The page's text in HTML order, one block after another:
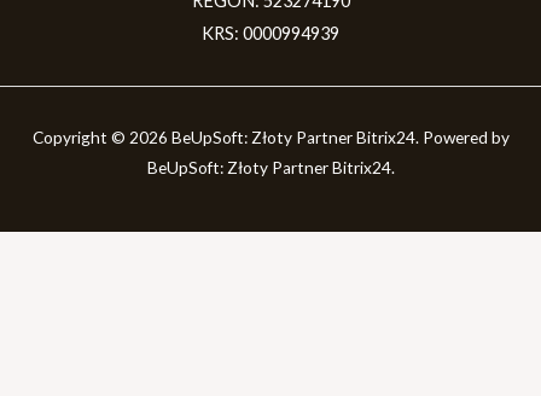
KRS: 0000994939
Copyright © 2026 BeUpSoft: Złoty Partner Bitrix24. Powered by
BeUpSoft: Złoty Partner Bitrix24.